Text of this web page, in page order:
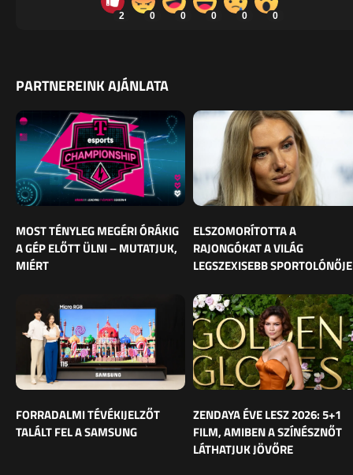
2 0 0 0 0 0
PARTNEREINK AJÁNLATA
MOST TÉNYLEG MEGÉRI ÓRÁKIG
A GÉP ELŐTT ÜLNI – MUTATJUK,
MIÉRT
ELSZOMORÍTOTTA A
RAJONGÓKAT A VILÁG
LEGSZEXISEBB SPORTOLÓNŐJE
FORRADALMI TÉVÉKIJELZŐT
TALÁLT FEL A SAMSUNG
ZENDAYA ÉVE LESZ 2026: 5+1
FILM, AMIBEN A SZÍNÉSZNŐT
LÁTHATJUK JÖVŐRE